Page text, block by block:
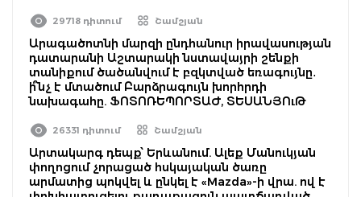
29718 դիտում Շամշյան
Արագածոտնի մարզի ընդհանուր իրավասության
դատարանի Աշտարակի նստավայրի շենքի
տանիքում ծածանվում է բզկտված եռագույնը․
ի՞նչ է մտածում Բարձրագույն խորհրդի
նախագահը. ՖՈՏՈՌԵՊՈՐՏԱԺ, ՏԵՍԱՆՅՈւԹ
26331 դիտում Շամշյան
Արտակարգ դեպք՝ Երևանում. Ալեք Մանուկյան
փողոցում չորացած հսկայական ծառը
արմատից պոկվել և ընկել է «Mazda»-ի վրա. ով է